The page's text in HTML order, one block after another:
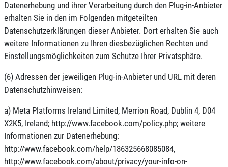
Datenerhebung und ihrer Verarbeitung durch den Plug-in-Anbieter
erhalten Sie in den im Folgenden mitgeteilten
Datenschutzerklärungen dieser Anbieter. Dort erhalten Sie auch
weitere Informationen zu Ihren diesbezüglichen Rechten und
Einstellungsmöglichkeiten zum Schutze Ihrer Privatsphäre.
(6) Adressen der jeweiligen Plug-in-Anbieter und URL mit deren
Datenschutzhinweisen:
a) Meta Platforms Ireland Limited, Merrion Road, Dublin 4, D04
X2K5, Ireland; http://www.facebook.com/policy.php; weitere
Informationen zur Datenerhebung:
http://www.facebook.com/help/186325668085084,
http://www.facebook.com/about/privacy/your-info-on-